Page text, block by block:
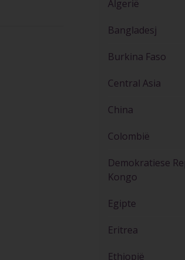
Algerië
Bangladesj
Burkina Faso
Central Asia
China
Colombië
Demokratiese
Kongo
Egipte
Eritrea
Ethiopië